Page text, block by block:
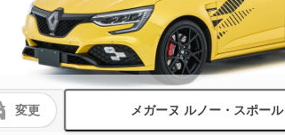
変更 メガーヌ ルノー・スポール